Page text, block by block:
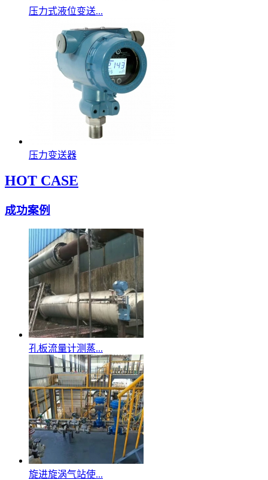
压力式液位变送...
压力变送器
HOT CASE
成功案例
孔板流量计测蒸...
旋进旋涡气站使...